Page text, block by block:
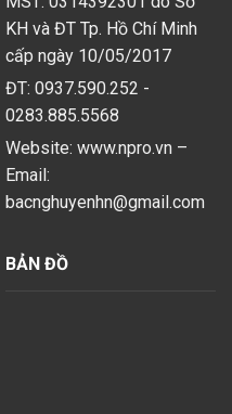
KH và ĐT Tp. Hồ Chí Minh
cấp ngày 10/05/2017
ĐT: 0937.590.252 -
0283.885.5568
Website: www.npro.vn –
Email:
bacnghuyenhn@gmail.com
BẢN ĐỒ